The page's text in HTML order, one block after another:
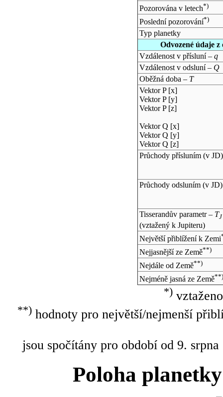
Pozorována v letech*)
Poslední pozorování*)
Typ planetky
Odvozené údaje
Vzdálenost v přísluní – q
Vzdálenost v odsluní – Q
Oběžná doba – T
Vektor P [x]
Vektor P [y]
Vektor P [z]
Vektor Q [x]
Vektor Q [y]
Vektor Q [z]
Průchody přísluním (v JD)
Průchody odsluním (v JD)
Tisserandův parametr – TJ
(vztažený k Jupiteru)
Největší přiblížení k Zemi
Nejjasnější ze Země**)
Nejdále od Země**)
Nejméně jasná ze Země**)
*)
**)hodnoty pro největší/nejmenší
jsou spočítány pro období od 9.
Poloha